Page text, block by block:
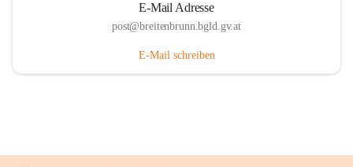
E-Mail Adresse
post@breitenbrunn.bgld.gv.at
E-Mail schreiben